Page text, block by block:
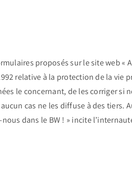
proposés sur le site web «
relative à la protection de la vie
le concernant, de les corriger si
cas ne les diffuse à des tiers.
dans le BW ! » incite